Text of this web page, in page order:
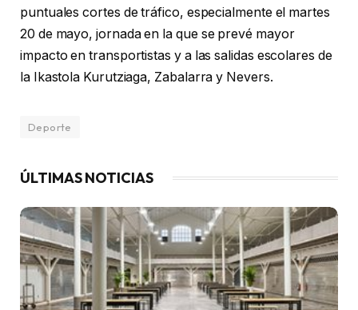
puntuales cortes de tráfico, especialmente el martes
20 de mayo, jornada en la que se prevé mayor
impacto en transportistas y a las salidas escolares de
la Ikastola Kurutziaga, Zabalarra y Nevers.
Deporte
ÚLTIMAS NOTICIAS